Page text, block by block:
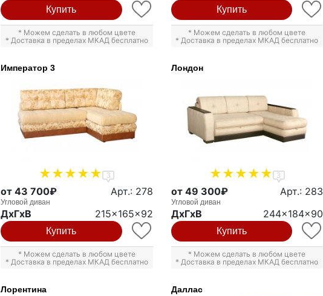
Купить
* Можем сделать в любом цвете
* Доставка в пределах МКАД бесплатно
Купить
* Можем сделать в любом цвете
* Доставка в пределах МКАД бесплатно
Император 3
3
от 43 700₽ Арт.: 278
Угловой диван
ДxГxВ 215x165x92
Купить
* Можем сделать в любом цвете
* Доставка в пределах МКАД бесплатно
Лондон
3
от 49 300₽ Арт.: 283
Угловой диван
ДxГxВ 244x184x90
Купить
* Можем сделать в любом цвете
* Доставка в пределах МКАД бесплатно
Лорентина Даллас